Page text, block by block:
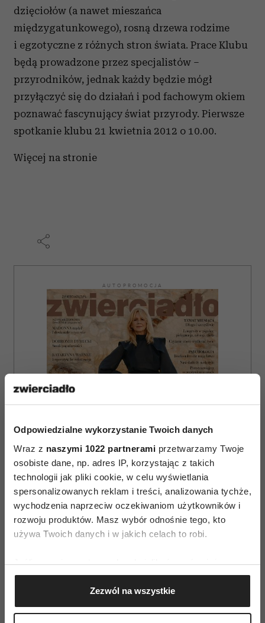
Odpowiedzialne wykorzystanie Twoich danych
Wraz z naszymi 1022 partnerami przetwarzamy Twoje
osobiste dane, np. adres IP, korzystając z takich
technologii jak pliki cookie, w celu wyświetlania
spersonalizowanych reklam i treści, analizowania tychże,
wychodzenia naprzeciw oczekiwaniom użytkowników i
rozwoju produktów. Masz wybór odnośnie tego, kto
używa Twoich danych i w jakich celach to robi.
Jeśli wyrazisz na to zgodę, chcielibyśmy również:
Gromadzić dane dotyczące Twojej lokalizacji
geograficznej z dokładnością nawet do kilku metrów
Identyfikować Twoje urządzenie, aktywnie
Zezwól na wszystkie
dzięciołów (a nawet mieszańca
międzygatunkowego), rosną drzewa rodzime
i egzotyczne z różnych stron świata. Prace Klubu
będą prowadzone przez specjalistów –
przyrodników, jednak każdy będzie mógł
przyłączyć się do działań i pod fachowym okiem
poznawać fascynujący świat przyrody. Pierwsze
spotkanie klubu 21 kwietnia 2012 o 10.00.
Więcej na stronie
AUTOPROMOCJA
ZAMÓW